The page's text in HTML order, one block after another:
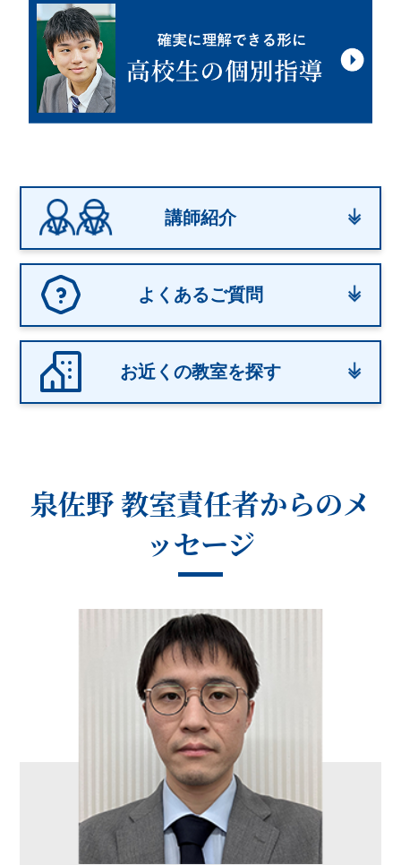
講師紹介
よくあるご質問
お近くの教室を探す
泉佐野 教室責任者からのメ
ッセージ